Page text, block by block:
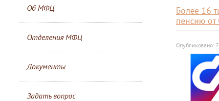
Об МФЦ
Отделения МФЦ
Документы
Задать вопрос
Более 16
пенсию
Опубликовано: